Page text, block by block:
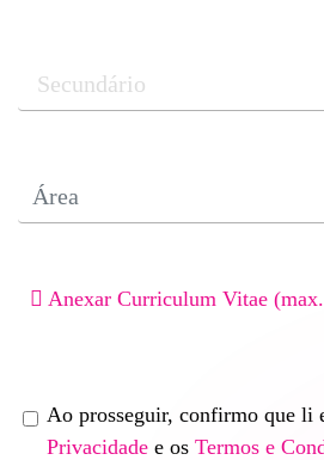
Anexar Curriculum Vitae
Ao prosseguir, confirmo que li
Privacidade e os Termos e